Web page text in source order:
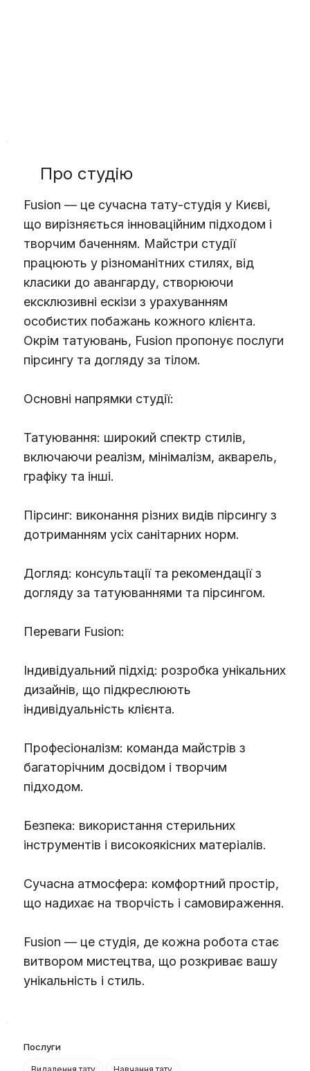
Про студію
Fusion — це сучасна тату-студія у Києві,
що вирізняється інноваційним підходом і
творчим баченням. Майстри студії
працюють у різноманітних стилях, від
класики до авангарду, створюючи
ексклюзивні ескізи з урахуванням
особистих побажань кожного клієнта.
Окрім татуювань, Fusion пропонує послуги
пірсингу та догляду за тілом.
Основні напрямки студії:
Татуювання: широкий спектр стилів,
включаючи реалізм, мінімалізм, акварель,
графіку та інші.
Пірсинг: виконання різних видів пірсингу з
дотриманням усіх санітарних норм.
Догляд: консультації та рекомендації з
догляду за татуюваннями та пірсингом.
Переваги Fusion:
Індивідуальний підхід: розробка унікальних
дизайнів, що підкреслюють
індивідуальність клієнта.
Професіоналізм: команда майстрів з
багаторічним досвідом і творчим
підходом.
Безпека: використання стерильних
інструментів і високоякісних матеріалів.
Сучасна атмосфера: комфортний простір,
що надихає на творчість і самовираження.
Fusion — це студія, де кожна робота стає
витвором мистецтва, що розкриває вашу
унікальність і стиль.
Послуги